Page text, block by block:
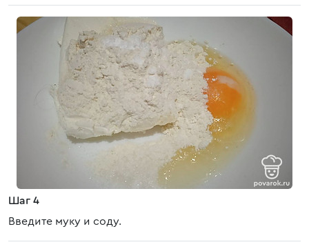
Шаг 4
Введите муку и соду.